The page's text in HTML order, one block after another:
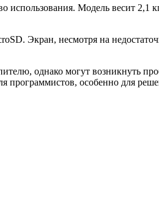
использования. Модель весит 2,1
Экран, несмотря на
однако могут возникнуть
программистов, особенно для